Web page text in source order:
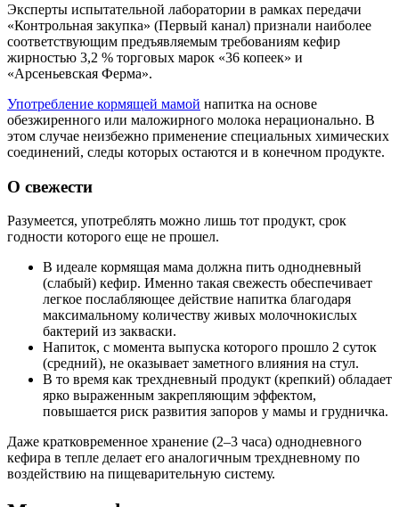
Эксперты испытательной лаборатории в рамках передачи
«Контрольная закупка» (Первый канал) признали наиболее
соответствующим предъявляемым требованиям кефир
жирностью 3,2 % торговых марок «36 копеек» и
«Арсеньевская Ферма».
Употребление кормящей мамой напитка на основе
обезжиренного или маложирного молока нерационально. В
этом случае неизбежно применение специальных химических
соединений, следы которых остаются и в конечном продукте.
О свежести
Разумеется, употреблять можно лишь тот продукт, срок
годности которого еще не прошел.
В идеале кормящая мама должна пить однодневный
(слабый) кефир. Именно такая свежесть обеспечивает
легкое послабляющее действие напитка благодаря
максимальному количеству живых молочнокислых
бактерий из закваски.
Напиток, с момента выпуска которого прошло 2 суток
(средний), не оказывает заметного влияния на стул.
В то время как трехдневный продукт (крепкий) обладает
ярко выраженным закрепляющим эффектом,
повышается риск развития запоров у мамы и грудничка.
Даже кратковременное хранение (2–3 часа) однодневного
кефира в тепле делает его аналогичным трехдневному по
воздействию на пищеварительную систему.